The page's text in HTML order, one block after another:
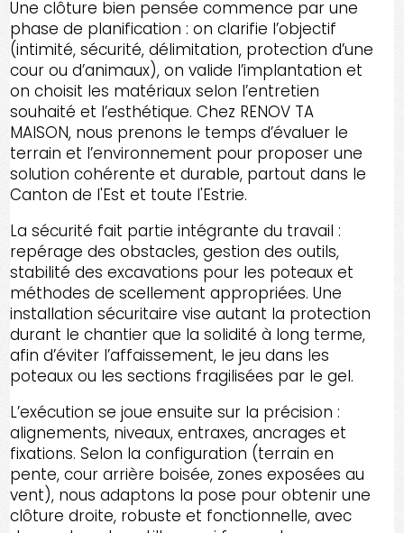
Une clôture bien pensée commence par une
phase de planification : on clarifie l’objectif
(intimité, sécurité, délimitation, protection d’une
cour ou d’animaux), on valide l’implantation et
on choisit les matériaux selon l’entretien
souhaité et l’esthétique. Chez RENOV TA
MAISON, nous prenons le temps d’évaluer le
terrain et l’environnement pour proposer une
solution cohérente et durable, partout dans le
Canton de l'Est et toute l'Estrie.
La sécurité fait partie intégrante du travail :
repérage des obstacles, gestion des outils,
stabilité des excavations pour les poteaux et
méthodes de scellement appropriées. Une
installation sécuritaire vise autant la protection
durant le chantier que la solidité à long terme,
afin d’éviter l’affaissement, le jeu dans les
poteaux ou les sections fragilisées par le gel.
L’exécution se joue ensuite sur la précision :
alignements, niveaux, entraxes, ancrages et
fixations. Selon la configuration (terrain en
pente, cour arrière boisée, zones exposées au
vent), nous adaptons la pose pour obtenir une
clôture droite, robuste et fonctionnelle, avec